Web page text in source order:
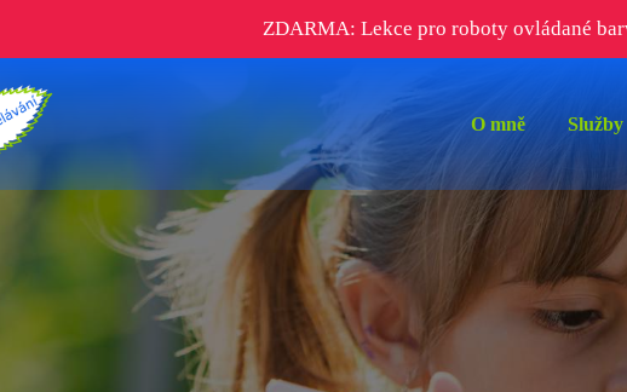
ZDARMA: Lekce pro roboty ovládané
O mně Služby